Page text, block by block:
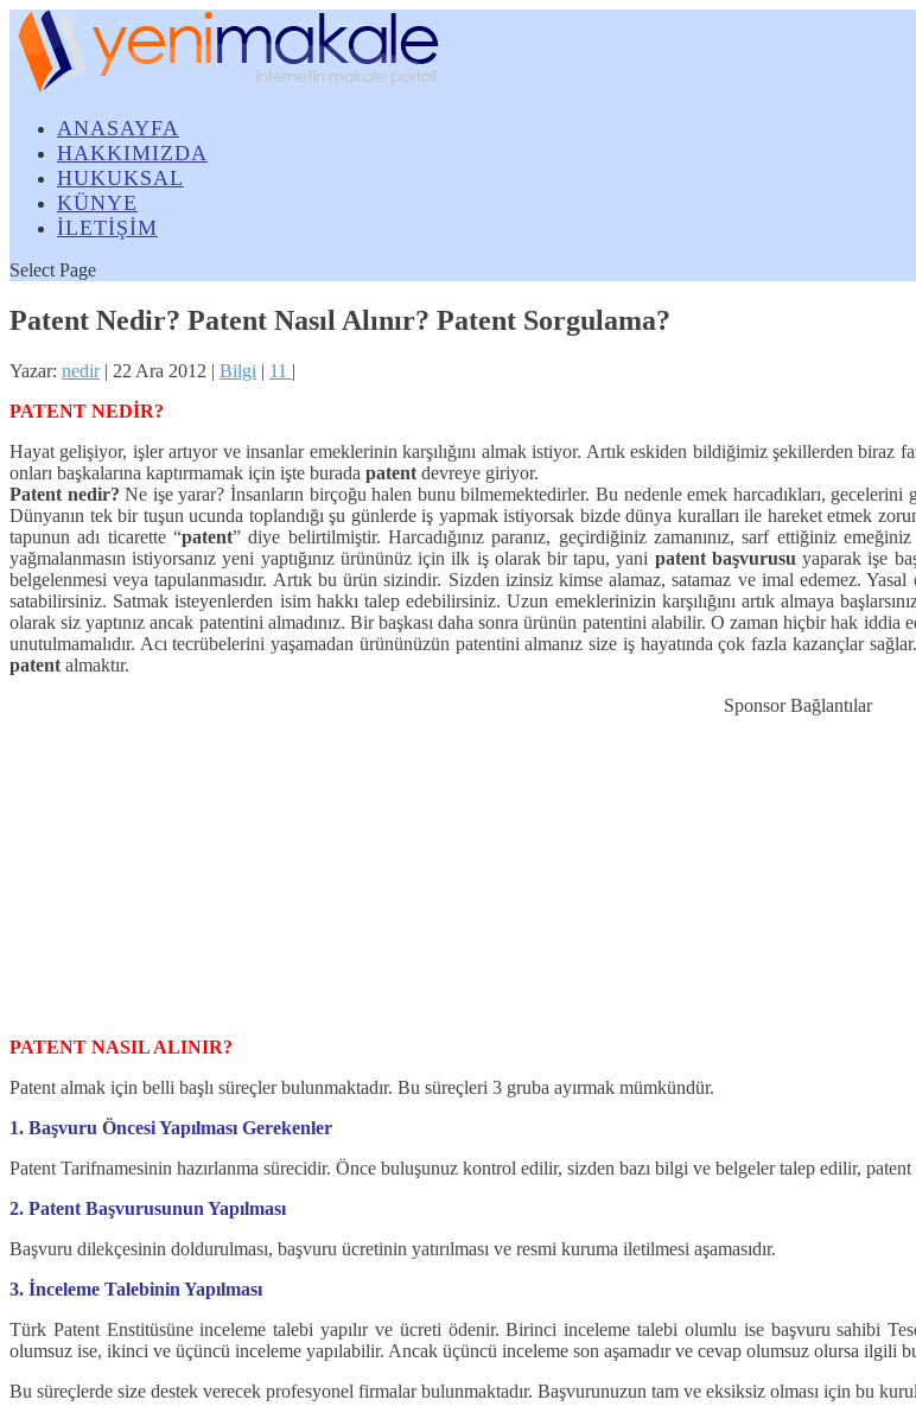
ANASAYFA
HAKKIMIZDA
HUKUKSAL
KÜNYE
İLETİŞİM
Select Page
Patent Nedir? Patent Nasıl Alınır? Patent Sorgulama?
Yazar: nedir| 22 Ara 2012 | Bilgi | 11 |
PATENT NEDİR?
Hayat gelişiyor, işler artıyor ve insanlar emeklerinin karşılığını almak istiyor. Artık eskiden bildiğimiz şekillerden biraz
onları başkalarına kaptırmamak için işte burada patent devreye giriyor.
Patent nedir? Ne işe yarar? İnsanların birçoğu halen bunu bilmemektedirler. Bu nedenle emek harcadıkları,
Dünyanın tek bir tuşun ucunda toplandığı şu günlerde iş yapmak istiyorsak bizde dünya kuralları ile hareket etmek
tapunun adı ticarette “patent” diye belirtilmiştir. Harcadığınız paranız, geçirdiğiniz zamanınız, sarf ettiğiniz
yağmalanmasın istiyorsanız yeni yaptığınız ürününüz için ilk iş olarak bir tapu, yani patent başvurusu yaparak işe
belgelenmesi veya tapulanmasıdır. Artık bu ürün sizindir. Sizden izinsiz kimse alamaz, satamaz ve imal edemez.
satabilirsiniz. Satmak isteyenlerden isim hakkı talep edebilirsiniz. Uzun emeklerinizin karşılığını artık almaya
olarak siz yaptınız ancak patentini almadınız. Bir başkası daha sonra ürünün patentini alabilir. O zaman hiçbir hak
unutulmamalıdır. Acı tecrübelerini yaşamadan ürününüzün patentini almanız size iş hayatında çok fazla kazançlar
patent almaktır.
Sponsor Bağlantılar
PATENT NASIL ALINIR?
Patent almak için belli başlı süreçler bulunmaktadır. Bu süreçleri 3 gruba ayırmak mümkündür.
1. Başvuru Öncesi Yapılması Gerekenler
Patent Tarifnamesinin hazırlanma sürecidir. Önce buluşunuz kontrol edilir, sizden bazı bilgi ve belgeler talep edilir, patent
2. Patent Başvurusunun Yapılması
Başvuru dilekçesinin doldurulması, başvuru ücretinin yatırılması ve resmi kuruma iletilmesi aşamasıdır.
3. İnceleme Talebinin Yapılması
Türk Patent Enstitüsüne inceleme talebi yapılır ve ücreti ödenir. Birinci inceleme talebi olumlu ise başvuru sahibi
olumsuz ise, ikinci ve üçüncü inceleme yapılabilir. Ancak üçüncü inceleme son aşamadır ve cevap olumsuz olursa ilgili
Bu süreçlerde size destek verecek profesyonel firmalar bulunmaktadır. Başvurunuzun tam ve eksiksiz olması için bu